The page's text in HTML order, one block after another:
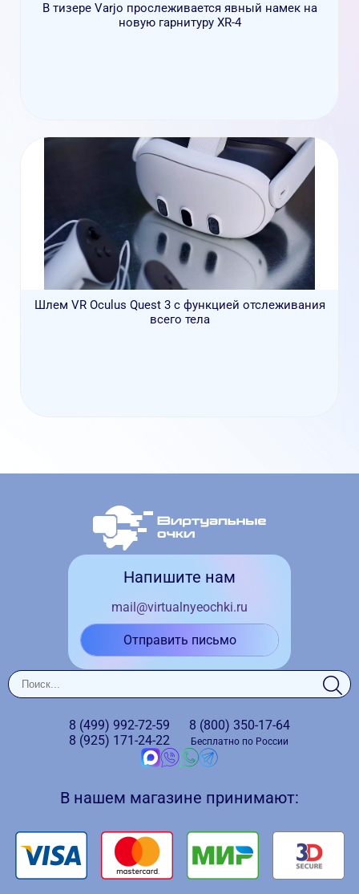
В тизере Varjo прослеживается явный намек на
новую гарнитуру XR-4
Шлем VR Oculus Quest 3 с функцией отслеживания
всего тела
Напишите нам
mail@virtualnyeochki.ru
Отправить письмо
8 (499) 992-72-59
8 (925) 171-24-22
8 (800) 350-17-64
Бесплатно по России
В нашем магазине принимают: